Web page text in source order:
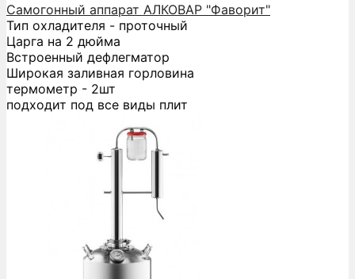
Самогонный аппарат АЛКОВАР "Фаворит"
Тип охладителя - проточный
Царга на 2 дюйма
Встроенный дефлегматор
Широкая заливная горловина
термометр - 2шт
подходит под все виды плит